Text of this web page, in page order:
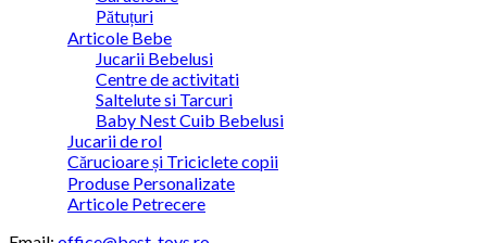
Pătuțuri
Articole Bebe
Jucarii Bebelusi
Centre de activitati
Saltelute si Tarcuri
Baby Nest Cuib Bebelusi
Jucarii de rol
Cărucioare și Triciclete copii
Produse Personalizate
Articole Petrecere